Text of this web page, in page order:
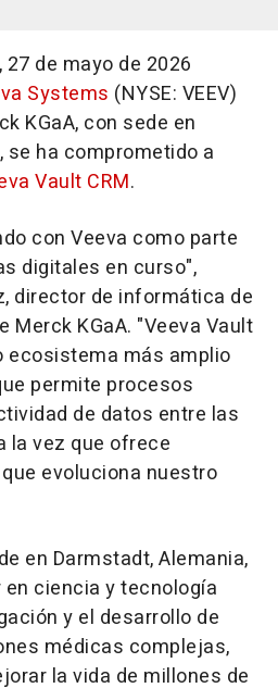
, 27 de mayo de 2026
Systems (NYSE: VEEV)
KGaA, con sede en
se ha comprometido a
Vault CRM.
con Veeva como parte
digitales en curso",
director de informática de
Merck KGaA. "Veeva Vault
ecosistema más amplio
permite procesos
de datos entre las
la vez que ofrece
evoluciona nuestro
en Darmstadt, Alemania,
ciencia y tecnología
y el desarrollo de
médicas complejas,
la vida de millones de